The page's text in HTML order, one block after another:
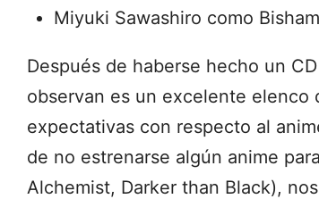
Miyuki Sawashiro como
Después de haberse hecho un
observan es un excelente elenco
expectativas con respecto al
de no estrenarse algún anime
Alchemist, Darker than Black),